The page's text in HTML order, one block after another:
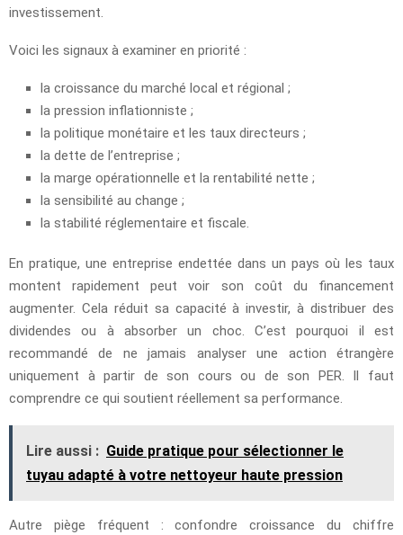
investissement.
Voici les signaux à examiner en priorité :
la croissance du marché local et régional ;
la pression inflationniste ;
la politique monétaire et les taux directeurs ;
la dette de l’entreprise ;
la marge opérationnelle et la rentabilité nette ;
la sensibilité au change ;
la stabilité réglementaire et fiscale.
En pratique, une entreprise endettée dans un pays où les taux
montent rapidement peut voir son coût du financement
augmenter. Cela réduit sa capacité à investir, à distribuer des
dividendes ou à absorber un choc. C’est pourquoi il est
recommandé de ne jamais analyser une action étrangère
uniquement à partir de son cours ou de son PER. Il faut
comprendre ce qui soutient réellement sa performance.
Lire aussi : Guide pratique pour sélectionner le
tuyau adapté à votre nettoyeur haute pression
Autre piège fréquent : confondre croissance du chiffre